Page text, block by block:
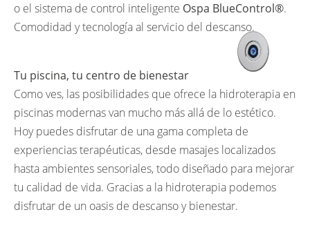
o el sistema de control inteligente Ospa BlueControl®.
Comodidad y tecnología al servicio del descanso.
Tu piscina, tu centro de bienestar
Como ves, las posibilidades que ofrece la hidroterapia en
piscinas modernas van mucho más allá de lo estético.
Hoy puedes disfrutar de una gama completa de
experiencias terapéuticas, desde masajes localizados
hasta ambientes sensoriales, todo diseñado para mejorar
tu calidad de vida. Gracias a la hidroterapia podemos
disfrutar de un oasis de descanso y bienestar.